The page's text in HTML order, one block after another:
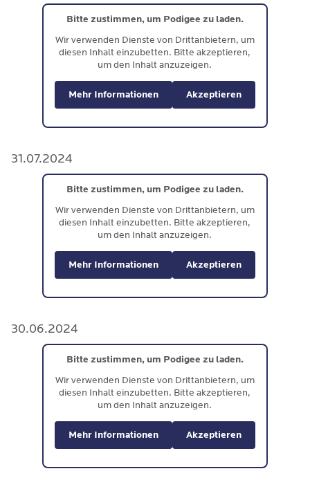
Bitte zustimmen, um Podigee zu laden.
Wir verwenden Dienste von Drittanbietern, um
diesen Inhalt einzubetten. Bitte akzeptieren,
um den Inhalt anzuzeigen.
Mehr Informationen Akzeptieren
31.07.2024
Bitte zustimmen, um Podigee zu laden.
Wir verwenden Dienste von Drittanbietern, um
diesen Inhalt einzubetten. Bitte akzeptieren,
um den Inhalt anzuzeigen.
Mehr Informationen Akzeptieren
30.06.2024
Bitte zustimmen, um Podigee zu laden.
Wir verwenden Dienste von Drittanbietern, um
diesen Inhalt einzubetten. Bitte akzeptieren,
um den Inhalt anzuzeigen.
Mehr Informationen Akzeptieren